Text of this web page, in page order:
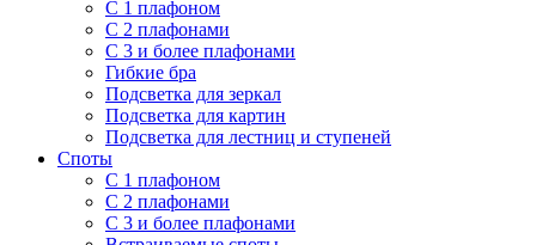
С 1 плафоном
С 2 плафонами
С 3 и более плафонами
Гибкие бра
Подсветка для зеркал
Подсветка для картин
Подсветка для лестниц и ступеней
Споты
С 1 плафоном
С 2 плафонами
С 3 и более плафонами